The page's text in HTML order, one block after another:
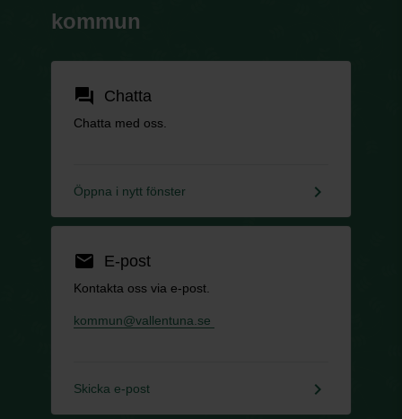
kommun
forum Chatta
Chatta med oss.
Öppna i nytt fönster keyboard_arrow_right
email E-post
Kontakta oss via e-post.
kommun@vallentuna.se
Skicka e-post keyboard_arrow_right